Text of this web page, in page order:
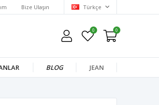
Bize Ulaşın Türkçe
0 0
BLOG JEAN